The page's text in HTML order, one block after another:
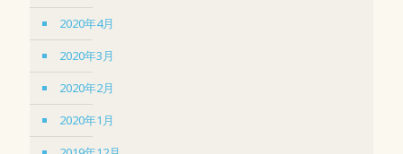
2020年4月
2020年3月
2020年2月
2020年1月